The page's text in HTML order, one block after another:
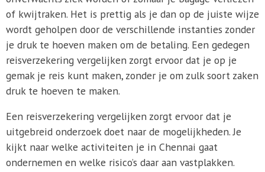
of kwijtraken. Het is prettig als je dan op de juiste wijze
wordt geholpen door de verschillende instanties zonder
je druk te hoeven maken om de betaling. Een gedegen
reisverzekering vergelijken zorgt ervoor dat je op je
gemak je reis kunt maken, zonder je om zulk soort zaken
druk te hoeven te maken.
Een reisverzekering vergelijken zorgt ervoor dat je
uitgebreid onderzoek doet naar de mogelijkheden. Je
kijkt naar welke activiteiten je in Chennai gaat
ondernemen en welke risico’s daar aan vastplakken.